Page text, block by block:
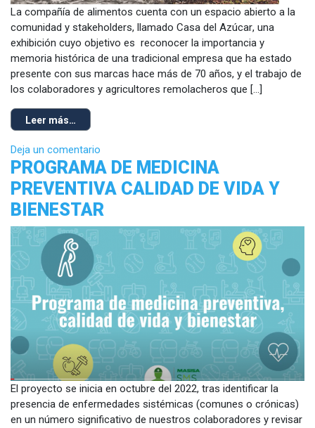
La compañía de alimentos cuenta con un espacio abierto a la
comunidad y stakeholders, llamado Casa del Azúcar, una
exhibición cuyo objetivo es reconocer la importancia y
memoria histórica de una tradicional empresa que ha estado
presente con sus marcas hace más de 70 años, y el trabajo de
los colaboradores y agricultores remolacheros que […]
Leer más…
Deja un comentario
PROGRAMA DE MEDICINA
PREVENTIVA CALIDAD DE VIDA Y
BIENESTAR
El proyecto se inicia en octubre del 2022, tras identificar la
presencia de enfermedades sistémicas (comunes o crónicas)
en un número significativo de nuestros colaboradores y revisar